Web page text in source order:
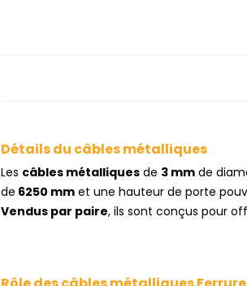
Détails du câbles métalliques
Les câbles métalliques de 3 mm de
de 6250 mm et une hauteur de porte
Vendus par paire, ils sont conçus pour